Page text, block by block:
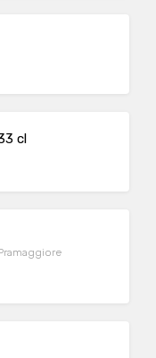
cl
Musa Pramaggiore